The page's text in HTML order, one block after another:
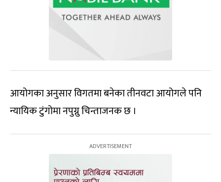
आयोगका अनुसार विगतमा बनेका तीनवटा आयोगले पनि
न्यायिक टुंगोमा नपुग्नु चिन्ताजनक छ ।